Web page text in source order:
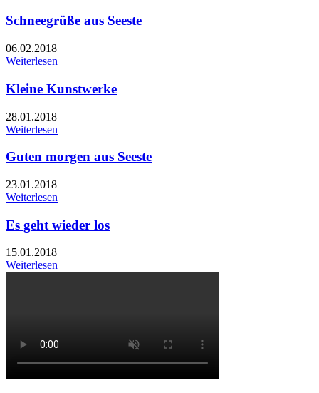
Schneegrüße aus Seeste
06.02.2018
Weiterlesen
Kleine Kunstwerke
28.01.2018
Weiterlesen
Guten morgen aus Seeste
23.01.2018
Weiterlesen
Es geht wieder los
15.01.2018
Weiterlesen